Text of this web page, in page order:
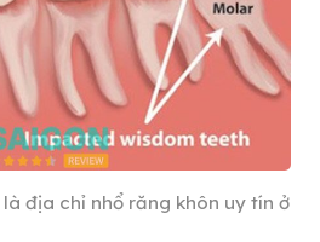
địa chỉ nhổ răng khôn uy tín ở